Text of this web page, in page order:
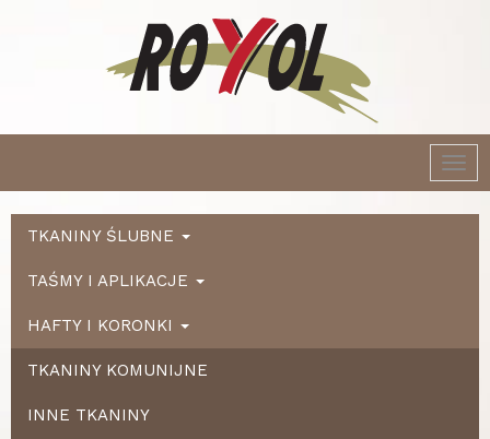
TKANINY ŚLUBNE
TAŚMY I APLIKACJE
HAFTY I KORONKI
TKANINY KOMUNIJNE
INNE TKANINY